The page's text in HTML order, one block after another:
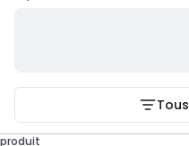
produit